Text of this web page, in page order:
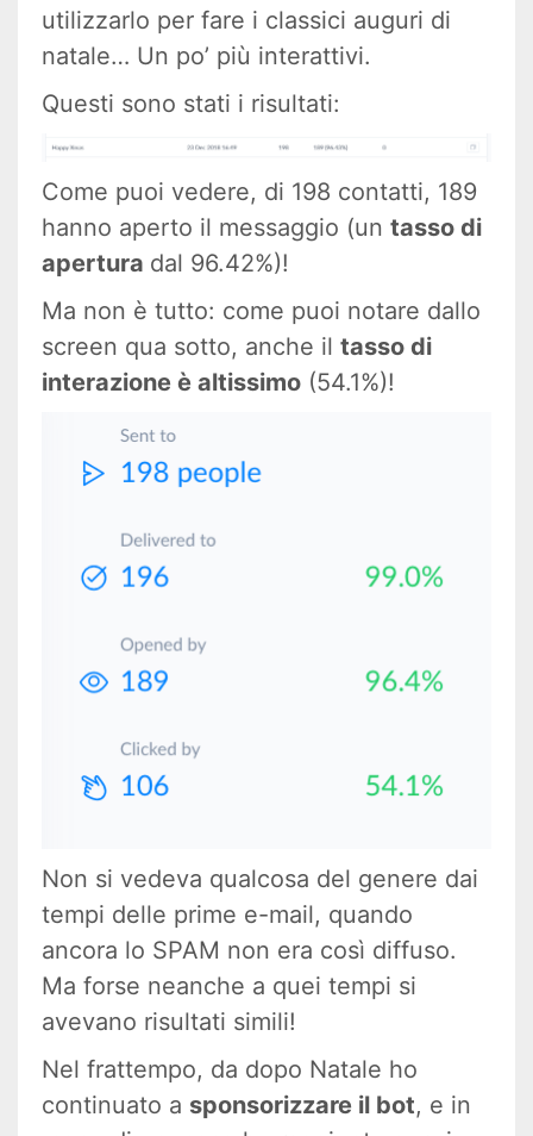
utilizzarlo per fare i classici auguri di
natale… Un po’ più interattivi.
Questi sono stati i risultati:
Come puoi vedere, di 198 contatti, 189
hanno aperto il messaggio (un tasso di
apertura dal 96.42%)!
Ma non è tutto: come puoi notare dallo
screen qua sotto, anche il tasso di
interazione è altissimo (54.1%)!
Non si vedeva qualcosa del genere dai
tempi delle prime e-mail, quando
ancora lo SPAM non era così diffuso.
Ma forse neanche a quei tempi si
avevano risultati simili!
Nel frattempo, da dopo Natale ho
continuato a sponsorizzare il bot, e in